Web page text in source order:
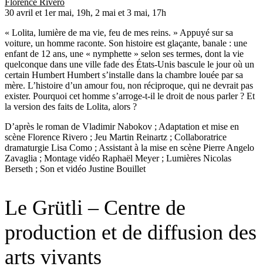
Florence Rivero
30 avril et 1er mai, 19h, 2 mai et 3 mai, 17h
« Lolita, lumière de ma vie, feu de mes reins. » Appuyé sur sa
voiture, un homme raconte. Son histoire est glaçante, banale : une
enfant de 12 ans, une « nymphette » selon ses termes, dont la vie
quelconque dans une ville fade des États-Unis bascule le jour où un
certain Humbert Humbert s’installe dans la chambre louée par sa
mère. L’histoire d’un amour fou, non réciproque, qui ne devrait pas
exister. Pourquoi cet homme s’arroge-t-il le droit de nous parler ? Et
la version des faits de Lolita, alors ?
D’après le roman de Vladimir Nabokov ; Adaptation et mise en
scène Florence Rivero ; Jeu Martin Reinartz ; Collaboratrice
dramaturgie Lisa Como ; Assistant à la mise en scène Pierre Angelo
Zavaglia ; Montage vidéo Raphaël Meyer; Lumières Nicolas
Berseth ; Son et vidéo Justine Bouillet
Le Grütli – Centre de
production et de diffusion des
arts vivants